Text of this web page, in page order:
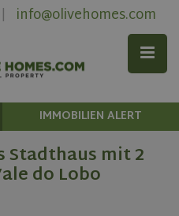
| info@olivehomes.com
IMMOBILIEN ALERT
Stadthaus mit 2
do Lobo